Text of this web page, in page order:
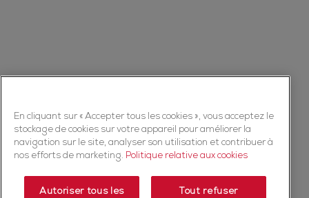
En cliquant sur « Accepter tous les cookies », vous acceptez le
stockage de cookies sur votre appareil pour améliorer la
navigation sur le site, analyser son utilisation et contribuer à
nos efforts de marketing. Politique relative aux cookies
Autoriser tous les Tout refuser